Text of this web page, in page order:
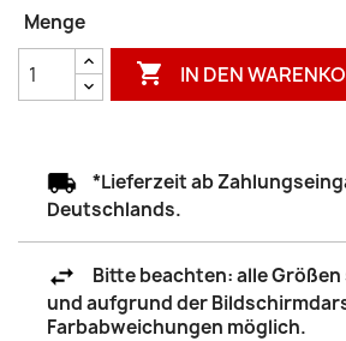
Menge
 IN DEN
*Lieferzeit ab
Deutschlands.
Bitte beachten: alle
und aufgrund der
Farbabweichungen möglich.